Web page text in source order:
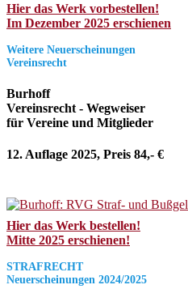
Hier das Werk vorbestellen!
Im Dezember 2025 erschienen
Weitere Neuerscheinungen
Vereinsrecht
Burhoff
Vereinsrecht - Wegweiser
für Vereine und Mitglieder
12. Auflage 2025, Preis 84,- €
Hier das Werk bestellen!
Mitte 2025 erschienen!
STRAFRECHT
Neuerscheinungen 2024/2025